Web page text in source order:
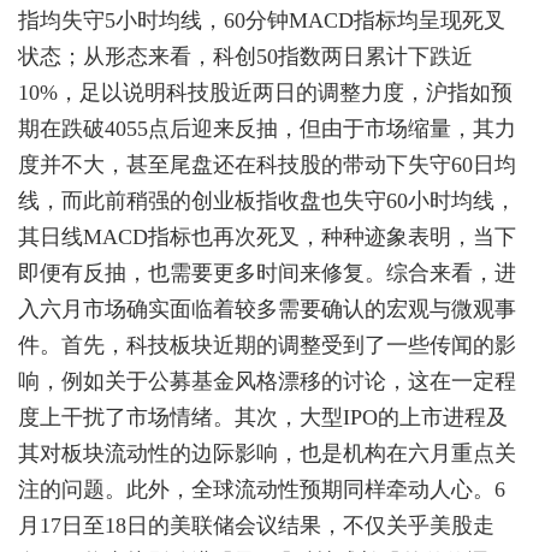
指均失守5小时均线，60分钟MACD指标均呈现死叉
状态；从形态来看，科创50指数两日累计下跌近
10%，足以说明科技股近两日的调整力度，沪指如预
期在跌破4055点后迎来反抽，但由于市场缩量，其力
度并不大，甚至尾盘还在科技股的带动下失守60日均
线，而此前稍强的创业板指收盘也失守60小时均线，
其日线MACD指标也再次死叉，种种迹象表明，当下
即便有反抽，也需要更多时间来修复。综合来看，进
入六月市场确实面临着较多需要确认的宏观与微观事
件。首先，科技板块近期的调整受到了一些传闻的影
响，例如关于公募基金风格漂移的讨论，这在一定程
度上干扰了市场情绪。其次，大型IPO的上市进程及
其对板块流动性的边际影响，也是机构在六月重点关
注的问题。此外，全球流动性预期同样牵动人心。6
月17日至18日的美联储会议结果，不仅关乎美股走